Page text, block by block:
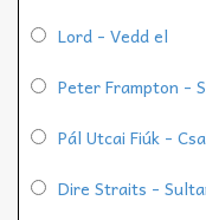
Lord - Vedd el
Peter Frampton -
Pál Utcai Fiúk -
Dire Straits -